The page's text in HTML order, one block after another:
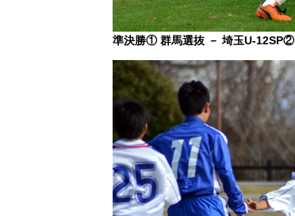
準決勝① 群馬選抜 － 埼玉U-12SP②